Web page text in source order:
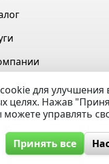
/ Ответ
для улучшения
целях. Нажав
управлять
Принять все